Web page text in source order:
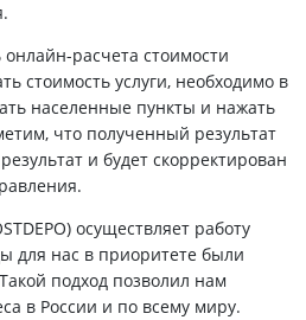
расчета стоимости
стоимость услуги, необходимо в
населенные пункты и нажать
что полученный результат
и будет скорректирован
осуществляет работу
для нас в приоритете были
подход позволил нам
в России и по всему миру.